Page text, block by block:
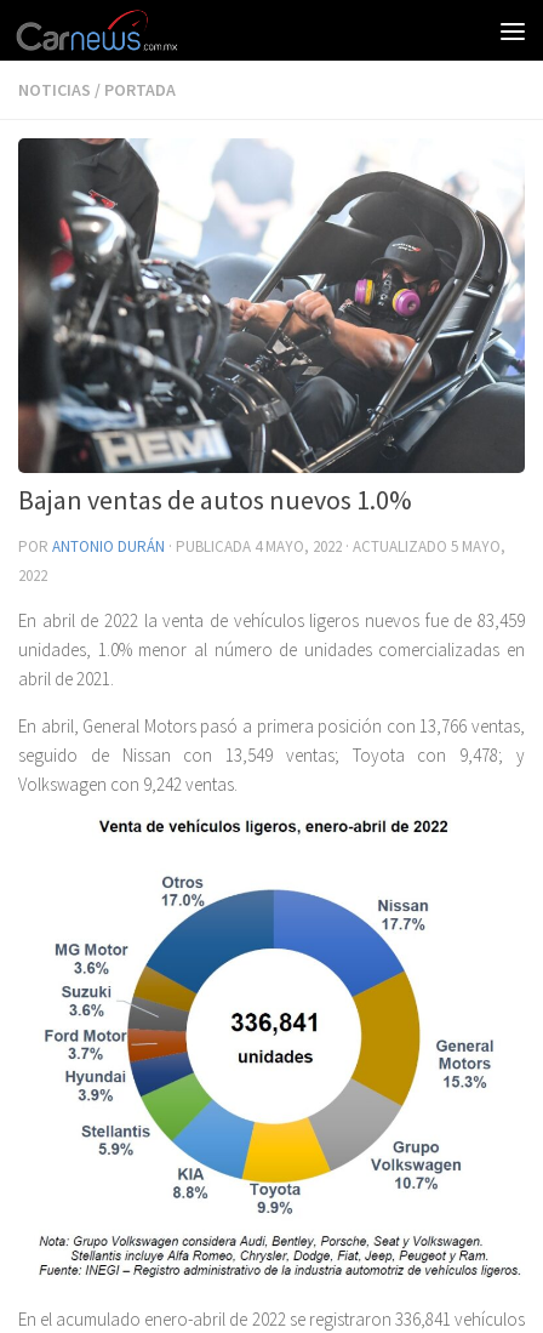
NOTICIAS / PORTADA
Bajan ventas de autos nuevos 1.0%
POR ANTONIO DURÁN · PUBLICADA 4 MAYO, 2022 · ACTUALIZADO 5 MAYO,
2022
En abril de 2022 la venta de vehículos ligeros nuevos fue de 83,459
unidades, 1.0% menor al número de unidades comercializadas en
abril de 2021.
En abril, General Motors pasó a primera posición con 13,766 ventas,
seguido de Nissan con 13,549 ventas; Toyota con 9,478; y
Volkswagen con 9,242 ventas.
En el acumulado enero-abril de 2022 se registraron 336,841 vehículos